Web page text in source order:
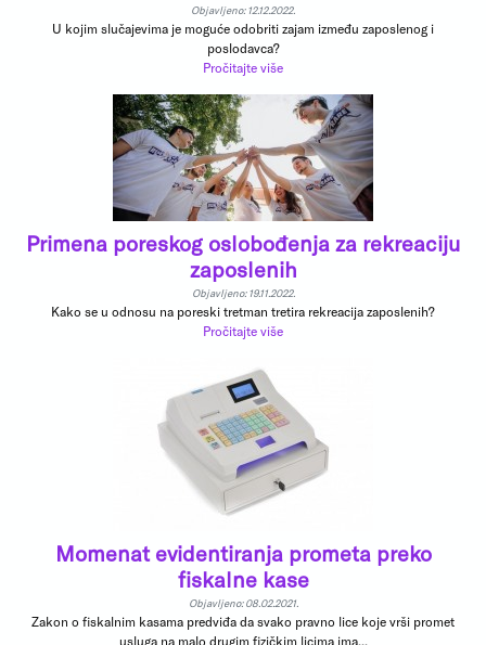
Objavljeno: 12.12.2022.
U kojim slučajevima je moguće odobriti zajam između zaposlenog i
poslodavca?
Pročitajte više
Primena poreskog oslobođenja za rekreaciju
zaposlenih
Objavljeno: 19.11.2022.
Kako se u odnosu na poreski tretman tretira rekreacija zaposlenih?
Pročitajte više
Momenat evidentiranja prometa preko
fiskalne kase
Objavljeno: 08.02.2021.
Zakon o fiskalnim kasama predviđa da svako pravno lice koje vrši promet
usluga na malo drugim fizičkim licima ima...